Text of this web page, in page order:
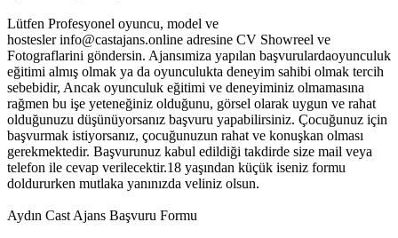
Lütfen Profesyonel oyuncu, model ve
hostesler info@castajans.online adresine CV Showreel ve
Fotograflarini göndersin. Ajansımiza yapılan başvurulardaoyunculuk
eğitimi almış olmak ya da oyunculukta deneyim sahibi olmak tercih
sebebidir, Ancak oyunculuk eğitimi ve deneyiminiz olmamasına
rağmen bu işe yeteneğiniz olduğunu, görsel olarak uygun ve rahat
olduğunuzu düşünüyorsanız başvuru yapabilirsiniz. Çocuğunuz için
başvurmak istiyorsanız, çocuğunuzun rahat ve konuşkan olması
gerekmektedir. Başvurunuz kabul edildiği takdirde size mail veya
telefon ile cevap verilecektir.18 yaşından küçük iseniz formu
doldururken mutlaka yanınızda veliniz olsun.
Aydın Cast Ajans Başvuru Formu